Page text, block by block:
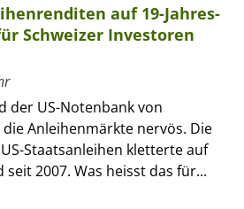
auf 19-Jahres-
Schweizer Investoren
der US-Notenbank von
Anleihenmärkte nervös. Die
Staatsanleihen kletterte auf
2007. Was heisst das für...